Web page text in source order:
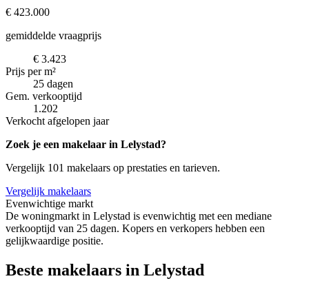
€ 423.000
gemiddelde vraagprijs
€ 3.423
Prijs per m²
25 dagen
Gem. verkooptijd
1.202
Verkocht afgelopen jaar
Zoek je een makelaar in Lelystad?
Vergelijk 101 makelaars op prestaties en tarieven.
Vergelijk makelaars
Evenwichtige markt
De woningmarkt in Lelystad is evenwichtig met een mediane
verkooptijd van 25 dagen. Kopers en verkopers hebben een
gelijkwaardige positie.
Beste makelaars in Lelystad